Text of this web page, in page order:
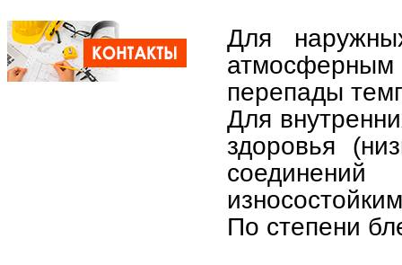
Для
перепады
Для
здоровья
По степени